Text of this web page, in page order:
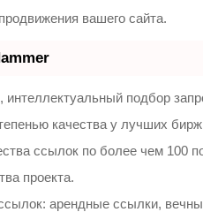
вашего сайта.
подбор
качества у лучших
ссылок по более чем 100
проекта.
арендные ссылки,